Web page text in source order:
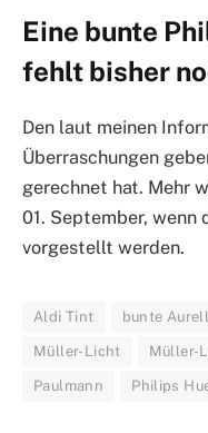
Eine bunte
fehlt bisher
Den laut meinen
Überraschungen
gerechnet hat. Mehr
01. September,
vorgestellt werden.
Aldi Tint bunte
Müller-Licht Müller-
Paulmann Philips